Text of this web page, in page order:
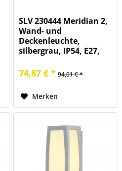
SLV 230444 Meridian 2,
Wand- und
Deckenleuchte,
silbergrau, IP54, E27,
74,87 € * 94,01 € *
Merken